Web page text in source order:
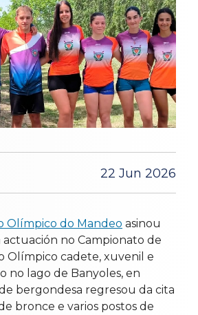
22 Jun 2026
Olímpico do Mandeo asinou
no Campionato de
Olímpico cadete, xuvenil e
no lago de Banyoles, en
bergondesa regresou da cita
bronce e varios postos de